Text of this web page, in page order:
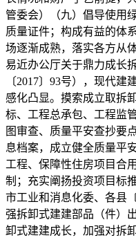
管委会）（九）倡导使用
质量证件；构成有益的体
场逐渐成熟，落实各方从
易近办公厅关于鼎力成长
〔2017〕93号），现代
感化凸显。摸索成立取拆
标、工程总承包、工程监
图审查、质量平安查抄要
息档案，成立健全质量平
工程、保障性住房项目合
制；充实阐扬投资项目标
市工业和消息化委、各县
强拆卸式建建部品（件）
卸式建建成长，加强对拆